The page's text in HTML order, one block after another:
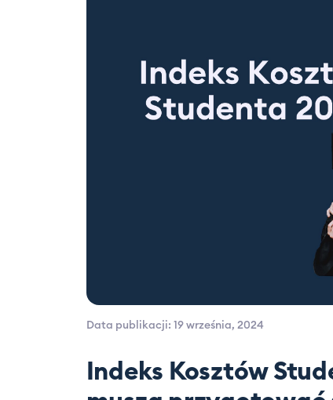
Data publikacji: 19 września, 2024
Indeks Kosztów